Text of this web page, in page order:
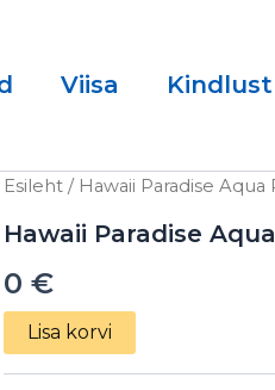
Viisa
Esileht/ Hawaii Paradise Aqua
Hawaii Paradise
0 €
Hawaii
Aqua
Resort
18.03.2025
kogus
Lisa korvi